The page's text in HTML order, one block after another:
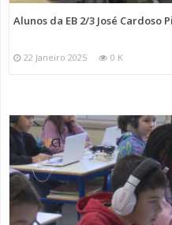
Alunos da EB 2/3 José Cardoso
22 Janeiro 2025 0 K